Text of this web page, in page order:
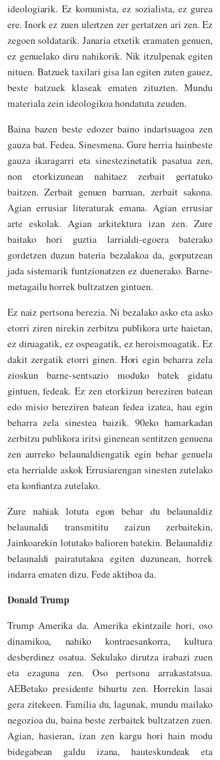
ideologiarik. Ez komunista, ez sozialista, ez gurea
ere. Inork ez zuen ulertzen zer gertatzen ari zen. Ez
zegoen soldatarik. Janaria etxetik eramaten genuen,
ez genuelako diru nahikorik. Nik itzulpenak egiten
nituen. Batzuek taxilari gisa lan egiten zuten gauez,
beste batzuek klaseak ematen zituzten. Mundu
materiala zein ideologikoa hondatuta zeuden.
Baina bazen beste edozer baino indartsuagoa zen
gauza bat. Fedea. Sinesmena. Gure herria hainbeste
gauza ikaragarri eta sinestezinetatik pasatua zen,
non etorkizunean nahitaez zerbait gertatuko
baitzen. Zerbait genuen barruan, zerbait sakona.
Agian errusiar literaturak emana. Agian errusiar
arte eskolak. Agian arkitektura izan zen. Zure
baitako hori guztia larrialdi-egoera baterako
gordetzen duzun bateria bezalakoa da, gorputzean
jada sistemarik funtzionatzen ez duenerako. Barne-
metagailu horrek bultzatzen gintuen.
Ez naiz pertsona berezia. Ni bezalako asko eta asko
etorri ziren nirekin zerbitzu publikora urte haietan,
ez diruagatik, ez ospeagatik, ez heroismoagatik. Ez
dakit zergatik etorri ginen. Hori egin beharra zela
zioskun barne-sentsazio moduko batek gidatu
gintuen, fedeak. Ez zen etorkizun bereziren batean
edo misio bereziren batean fedea izatea, hau egin
beharra zela sinestea baizik. 90eko hamarkadan
zerbitzu publikora iritsi ginenean sentitzen genuena
zen aurreko belaunaldiengatik egin behar genuela
eta herrialde askok Errusiarengan sinesten zutelako
eta konfiantza zutelako.
Zure nahiak lotuta egon behar du belaunaldiz
belaunaldi transmititu zaizun zerbaitekin,
Jainkoarekin lotutako balioren batekin. Belaunaldiz
belaunaldi pairatutakoa egiten duzunean, horrek
indarra ematen dizu. Fede aktiboa da.
Donald Trump
Trump Amerika da. Amerika ekintzaile hori, oso
dinamikoa, nahiko kontraesankorra, kultura
desberdinez osatua. Sekulako dirutza irabazi zuen
eta ezaguna zen. Oso pertsona arrakastatsua.
AEBetako presidente bihurtu zen. Horrekin lasai
gera zitekeen. Familia du, lagunak, mundu mailako
negozioa du, baina beste zerbaitek bultzatzen zuen.
Agian, hasieran, izan zen kargu hori hain modu
bidegabean galdu izana, hauteskundeak eta